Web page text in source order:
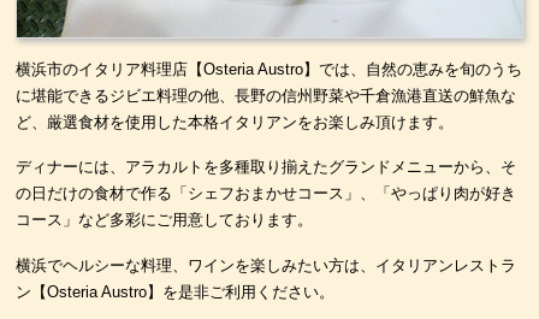
横浜市のイタリア料理店【Osteria Austro】では、自然の恵みを旬のうち
に堪能できるジビエ料理の他、長野の信州野菜や千倉漁港直送の鮮魚な
ど、厳選食材を使用した本格イタリアンをお楽しみ頂けます。
ディナーには、アラカルトを多種取り揃えたグランドメニューから、そ
の日だけの食材で作る「シェフおまかせコース」、「やっぱり肉が好き
コース」など多彩にご用意しております。
横浜でヘルシーな料理、ワインを楽しみたい方は、イタリアンレストラ
ン【Osteria Austro】を是非ご利用ください。